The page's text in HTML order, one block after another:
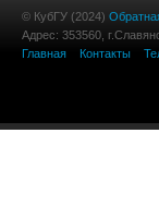
© КубГУ (2024)
Адрес: 353560,
Главная
Контакты